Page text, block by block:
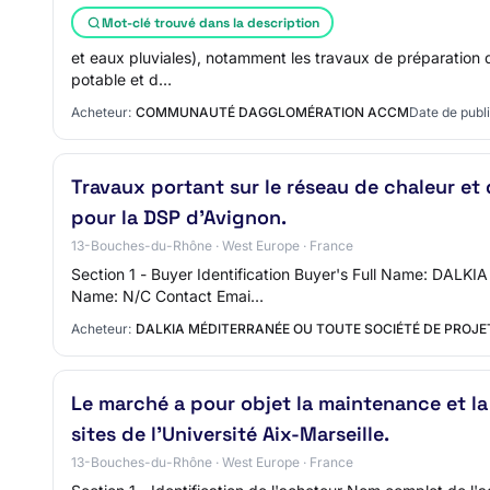
Mot-clé trouvé dans la description
et eaux pluviales), notamment les travaux de
potable et d…
Acheteur: COMMUNAUTÉ DAGGLOMÉRATION ACCMDate de
Travaux portant sur le réseau de chaleur
pour la DSP d'Avignon.
13-Bouches-du-Rhône · West Europe · France
Section 1 - Buyer Identification Buyer's Full Name:
Name: N/C Contact Emai…
Acheteur: DALKIA MÉDITERRANÉE OU TOUTE SOCIÉTÉ DE
Le marché a pour objet la maintenance et
sites de l’Université Aix-Marseille.
13-Bouches-du-Rhône · West Europe · France